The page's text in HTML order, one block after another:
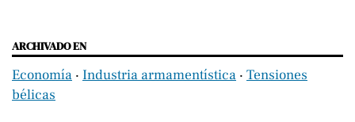
ARCHIVADO EN
Economía ‧ Industria armamentística ‧ Tensiones
bélicas